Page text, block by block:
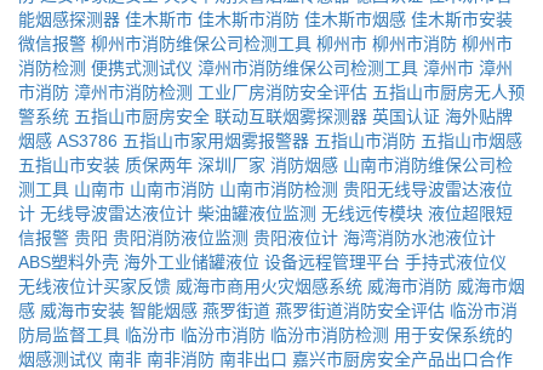
能烟感探测器 佳木斯市 佳木斯市消防 佳木斯市烟感 佳木斯市安装
微信报警 柳州市消防维保公司检测工具 柳州市 柳州市消防 柳州市
消防检测 便携式测试仪 漳州市消防维保公司检测工具 漳州市 漳州
市消防 漳州市消防检测 工业厂房消防安全评估 五指山市厨房无人预
警系统 五指山市厨房安全 联动互联烟雾探测器 英国认证 海外贴牌
烟感 AS3786 五指山市家用烟雾报警器 五指山市消防 五指山市烟感
五指山市安装 质保两年 深圳厂家 消防烟感 山南市消防维保公司检
测工具 山南市 山南市消防 山南市消防检测 贵阳无线导波雷达液位
计 无线导波雷达液位计 柴油罐液位监测 无线远传模块 液位超限短
信报警 贵阳 贵阳消防液位监测 贵阳液位计 海湾消防水池液位计
ABS塑料外壳 海外工业储罐液位 设备远程管理平台 手持式液位仪
无线液位计买家反馈 威海市商用火灾烟感系统 威海市消防 威海市烟
感 威海市安装 智能烟感 燕罗街道 燕罗街道消防安全评估 临汾市消
防局监督工具 临汾市 临汾市消防 临汾市消防检测 用于安保系统的
烟感测试仪 南非 南非消防 南非出口 嘉兴市厨房安全产品出口合作